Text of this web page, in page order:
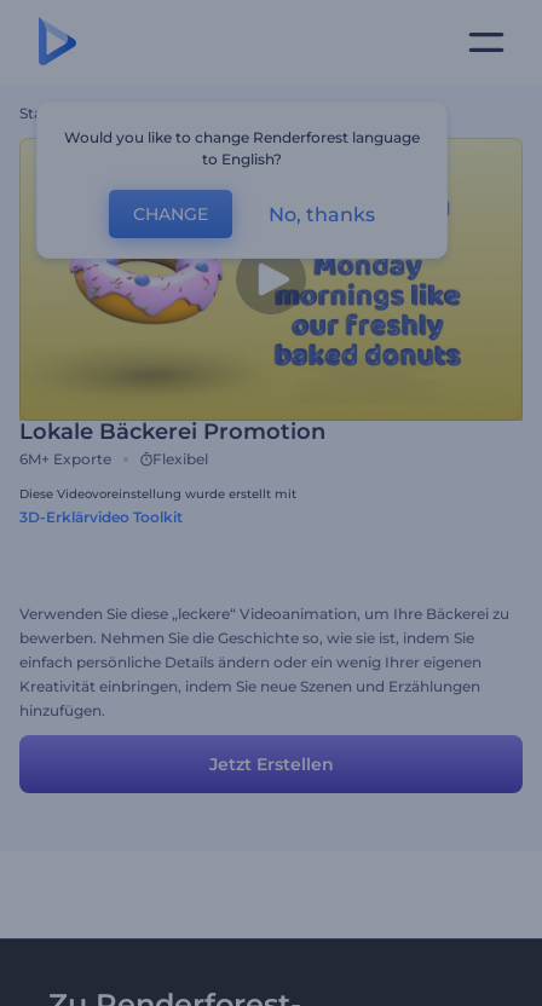
Startseite
Lokale Bäckerei Promotion
6M+ Exporte Flexibel
Diese Videovoreinstellung wurde erstellt mit
3D-Erklärvideo Toolkit
Verwenden Sie diese „leckere“ Videoanimation, um Ihre Bäckerei zu
bewerben. Nehmen Sie die Geschichte so, wie sie ist, indem Sie
einfach persönliche Details ändern oder ein wenig Ihrer eigenen
Kreativität einbringen, indem Sie neue Szenen und Erzählungen
hinzufügen.
Jetzt Erstellen
Would you like to change Renderforest language
to English?
CHANGE No, thanks